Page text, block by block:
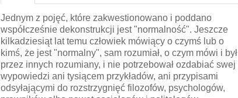
Jednym z pojęć, które zakwestionowano i poddano
współcześnie dekonstrukcji jest "normalność". Jeszcze
kilkadziesiąt lat temu człowiek mówiący o czymś lub o
kimś, że jest "normalny", sam rozumiał, o czym mówi i był
przez innych rozumiany, i nie potrzebował ozdabiać swej
wypowiedzi ani tysiącem przykładów, ani przypisami
odsyłającymi do rozstrzygnięć filozofów, psychologów,